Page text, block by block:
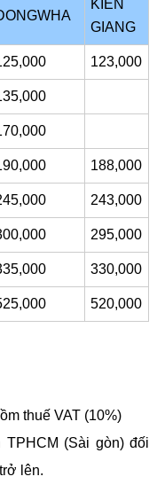
KIEN
GIANG
123,000
188,000
243,000
295,000
330,000
520,000
thuế VAT (10%)
TPHCM (Sài gòn) đối
lên.